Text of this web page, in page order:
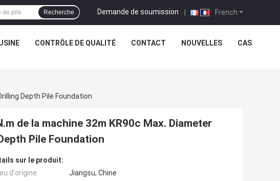
French
Demande de soumission |
Recherche
CONTRÔLE DE QUALITÉ CONTACT NOUVELLES CAS
Depth Pile Foundation
de la machine 32m KR90c Max. Diameter
Pile Foundation
sur le produit:
d'origine:
Jiangsu, Chine